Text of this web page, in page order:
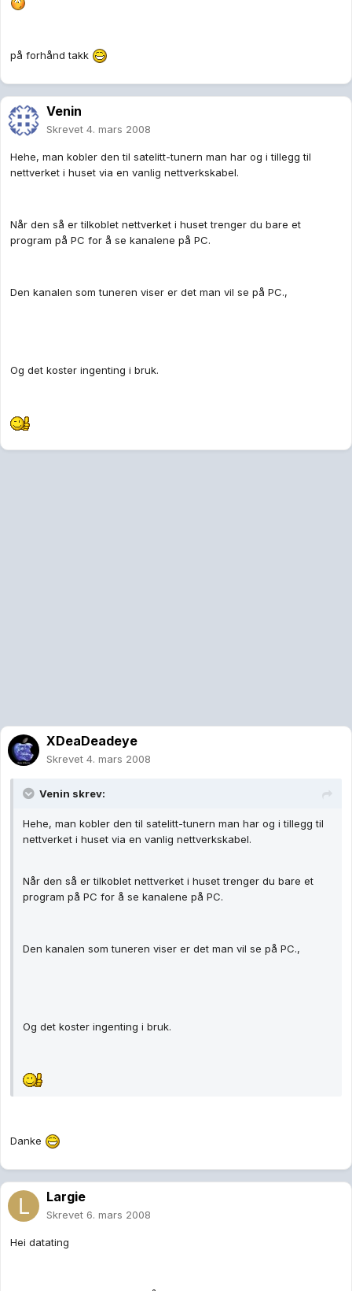
på forhånd takk
Venin
Skrevet 4. mars 2008
Hehe, man kobler den til satelitt-tunern man har og i tillegg til
nettverket i huset via en vanlig nettverkskabel.
Når den så er tilkoblet nettverket i huset trenger du bare et
program på PC for å se kanalene på PC.
Den kanalen som tuneren viser er det man vil se på PC.,
Og det koster ingenting i bruk.
XDeaDeadeye
Skrevet 4. mars 2008
Venin skrev:
Hehe, man kobler den til satelitt-tunern man har og i tillegg til
nettverket i huset via en vanlig nettverkskabel.
Når den så er tilkoblet nettverket i huset trenger du bare et
program på PC for å se kanalene på PC.
Den kanalen som tuneren viser er det man vil se på PC.,
Og det koster ingenting i bruk.
Danke
Largie
Skrevet 6. mars 2008
Hei datating